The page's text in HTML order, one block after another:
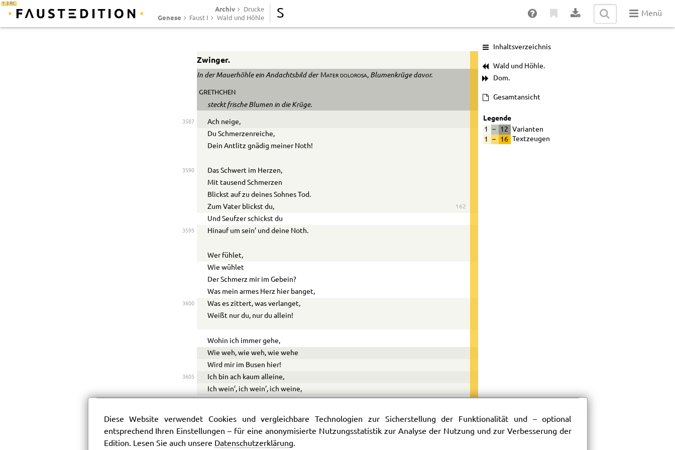
1.3 RC
Archiv Drucke
Genese Faust I Wald und Höhle S Menü
Zwinger.
In der Mauerhöhle ein Andachtsbild der Mater dolorosa,Blumenkrüge davor.
GRETHCHEN
steckt frische Blumen in die Krüge.
3587
Ach neige,
Du Schmerzenreiche,
Dein Antlitz gnädig meiner Noth!
3590
Das Schwert im Herzen,
Mit tausend Schmerzen
Blickst auf zu deines Sohnes Tod.
162
Zum Vater blickst du,
Und Seufzer schickst du
3595 Hinauf um sein’ und deine Noth.
Wer fühlet,
Wie wühlet
Der Schmerz mir im Gebein?
Was mein armes Herz hier banget,
3600
Was es zittert, was verlanget,
Weißt nur du, nur du allein!
Wohin ich immer gehe,
Wie weh, wie weh, wie wehe
Wird mir im Busen hier!
3605
Ich bin ach kaum alleine,
Ich wein’, ich wein’, ich weine,
Inhaltsverzeichnis
Wald und Höhle.
Dom.
Gesamtansicht
Legende
1 – 12
Varianten
1
– 16 Textzeugen
Diese Website verwendet Cookies und vergleichbare Technologien zur Sicherstellung der Funktionalität und – optional
entsprechend Ihren Einstellungen – für eine anonymisierte Nutzungsstatistik zur Analyse der Nutzung und zur Verbesserung der
Edition. Lesen Sie auch unsere Datenschutzerklärung.